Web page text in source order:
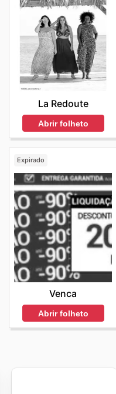
La Redoute
Abrir folheto
Expirado
Venca
Abrir folheto